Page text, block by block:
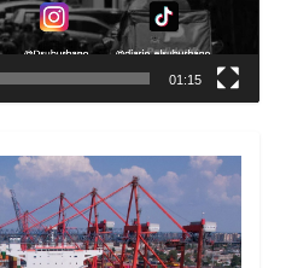
01:15